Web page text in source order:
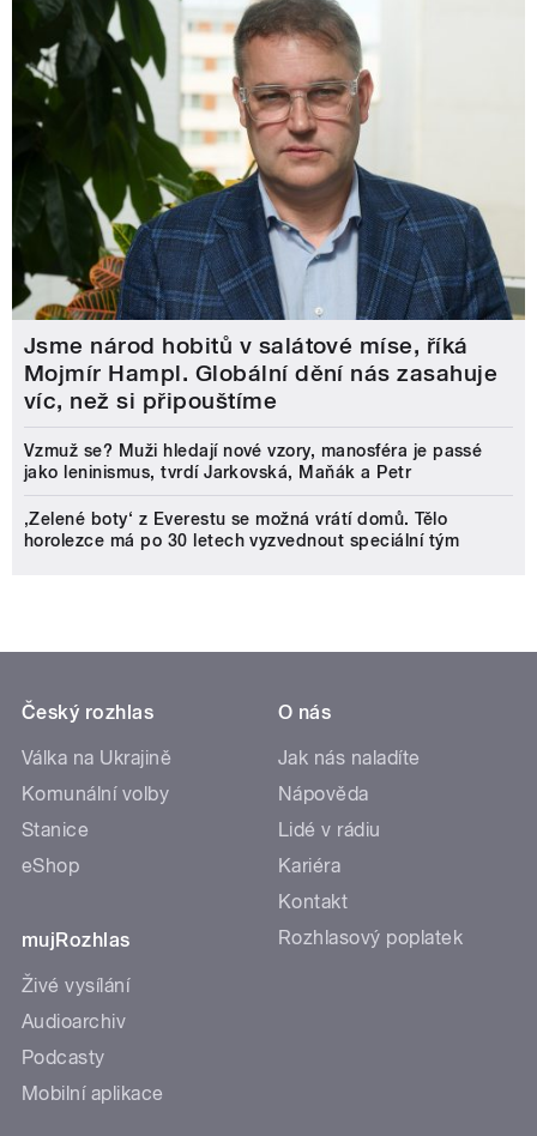
Jsme národ hobitů v salátové míse, říká
Mojmír Hampl. Globální dění nás zasahuje
víc, než si připouštíme
Vzmuž se? Muži hledají nové vzory, manosféra je passé
jako leninismus, tvrdí Jarkovská, Maňák a Petr
‚Zelené boty‘ z Everestu se možná vrátí domů. Tělo
horolezce má po 30 letech vyzvednout speciální tým
Český rozhlas
Válka na Ukrajině
Komunální volby
Stanice
eShop
mujRozhlas
Živé vysílání
Audioarchiv
Podcasty
Mobilní aplikace
O nás
Jak nás naladíte
Nápověda
Lidé v rádiu
Kariéra
Kontakt
Rozhlasový poplatek